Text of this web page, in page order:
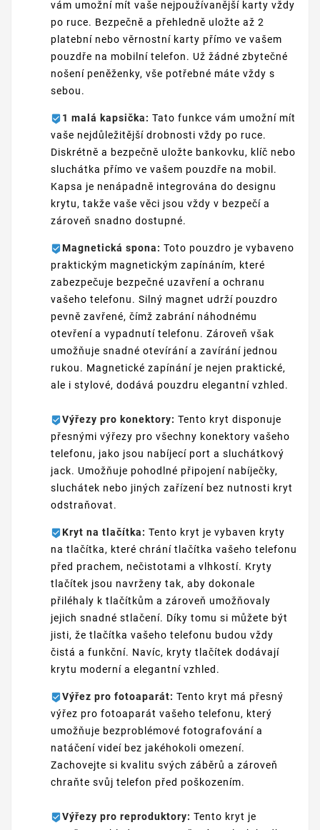
vám umožní mít vaše nejpoužívanější karty vždy
po ruce. Bezpečně a přehledně uložte až 2
platební nebo věrnostní karty přímo ve vašem
pouzdře na mobilní telefon. Už žádné zbytečné
nošení peněženky, vše potřebné máte vždy s
sebou.
1 malá kapsička: Tato funkce vám umožní mít
vaše nejdůležitější drobnosti vždy po ruce.
Diskrétně a bezpečně uložte bankovku, klíč nebo
sluchátka přímo ve vašem pouzdře na mobil.
Kapsa je nenápadně integrována do designu
krytu, takže vaše věci jsou vždy v bezpečí a
zároveň snadno dostupné.
Magnetická spona: Toto pouzdro je vybaveno
praktickým magnetickým zapínáním, které
zabezpečuje bezpečné uzavření a ochranu
vašeho telefonu. Silný magnet udrží pouzdro
pevně zavřené, čímž zabrání náhodnému
otevření a vypadnutí telefonu. Zároveň však
umožňuje snadné otevírání a zavírání jednou
rukou. Magnetické zapínání je nejen praktické,
ale i stylové, dodává pouzdru elegantní vzhled.
Výřezy pro konektory: Tento kryt disponuje
přesnými výřezy pro všechny konektory vašeho
telefonu, jako jsou nabíjecí port a sluchátkový
jack. Umožňuje pohodlné připojení nabíječky,
sluchátek nebo jiných zařízení bez nutnosti kryt
odstraňovat.
Kryt na tlačítka: Tento kryt je vybaven kryty
na tlačítka, které chrání tlačítka vašeho telefonu
před prachem, nečistotami a vlhkostí. Kryty
tlačítek jsou navrženy tak, aby dokonale
přiléhaly k tlačítkům a zároveň umožňovaly
jejich snadné stlačení. Díky tomu si můžete být
jisti, že tlačítka vašeho telefonu budou vždy
čistá a funkční. Navíc, kryty tlačítek dodávají
krytu moderní a elegantní vzhled.
Výřez pro fotoaparát: Tento kryt má přesný
výřez pro fotoaparát vašeho telefonu, který
umožňuje bezproblémové fotografování a
natáčení videí bez jakéhokoli omezení.
Zachovejte si kvalitu svých záběrů a zároveň
chraňte svůj telefon před poškozením.
Výřezy pro reproduktory: Tento kryt je